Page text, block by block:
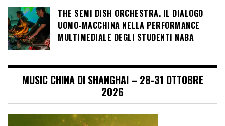
THE SEMI DISH ORCHESTRA. IL DIALOGO
UOMO-MACCHINA NELLA PERFORMANCE
MULTIMEDIALE DEGLI STUDENTI NABA
MUSIC CHINA DI SHANGHAI – 28-31 OTTOBRE
2026